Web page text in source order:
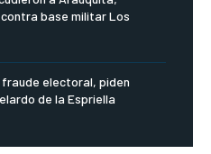
base militar Los
fraude electoral, piden
de la Espriella